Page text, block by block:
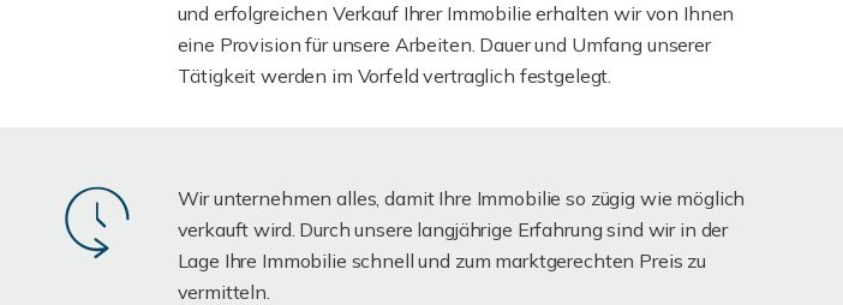
und erfolgreichen Verkauf Ihrer Immobilie erhalten wir von Ihnen
eine Provision für unsere Arbeiten. Dauer und Umfang unserer
Tätigkeit werden im Vorfeld vertraglich festgelegt.
Wir unternehmen alles, damit Ihre Immobilie so zügig wie möglich
verkauft wird. Durch unsere langjährige Erfahrung sind wir in der
Lage Ihre Immobilie schnell und zum marktgerechten Preis zu
vermitteln.